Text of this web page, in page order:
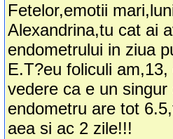
Fetelor,emotii
Alexandrina,tu cat ai
endometrului in ziua
E.T?eu foliculi
vedere ca e un singur
endometru are tot
aea si ac 2 zile!!!